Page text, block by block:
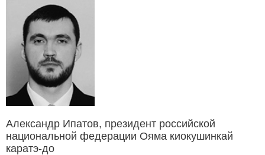
Александр Ипатов, президент российской
национальной федерации Ояма киокушинкай
каратэ-до